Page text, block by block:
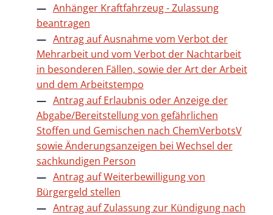
Anhänger Kraftfahrzeug - Zulassung
beantragen
Antrag auf Ausnahme vom Verbot der
Mehrarbeit und vom Verbot der Nachtarbeit
in besonderen Fällen, sowie der Art der Arbeit
und dem Arbeitstempo
Antrag auf Erlaubnis oder Anzeige der
Abgabe/Bereitstellung von gefährlichen
Stoffen und Gemischen nach ChemVerbotsV
sowie Änderungsanzeigen bei Wechsel der
sachkundigen Person
Antrag auf Weiterbewilligung von
Bürgergeld stellen
Antrag auf Zulassung zur Kündigung nach